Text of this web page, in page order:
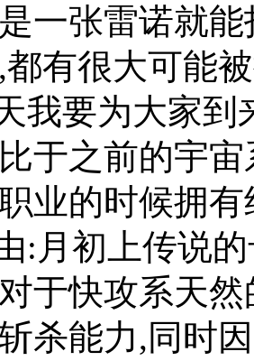
一张雷诺就
有很大可能
我要为大家
于之前的宇
业的时候拥
:月初上传说
于快攻系天
杀能力,同时